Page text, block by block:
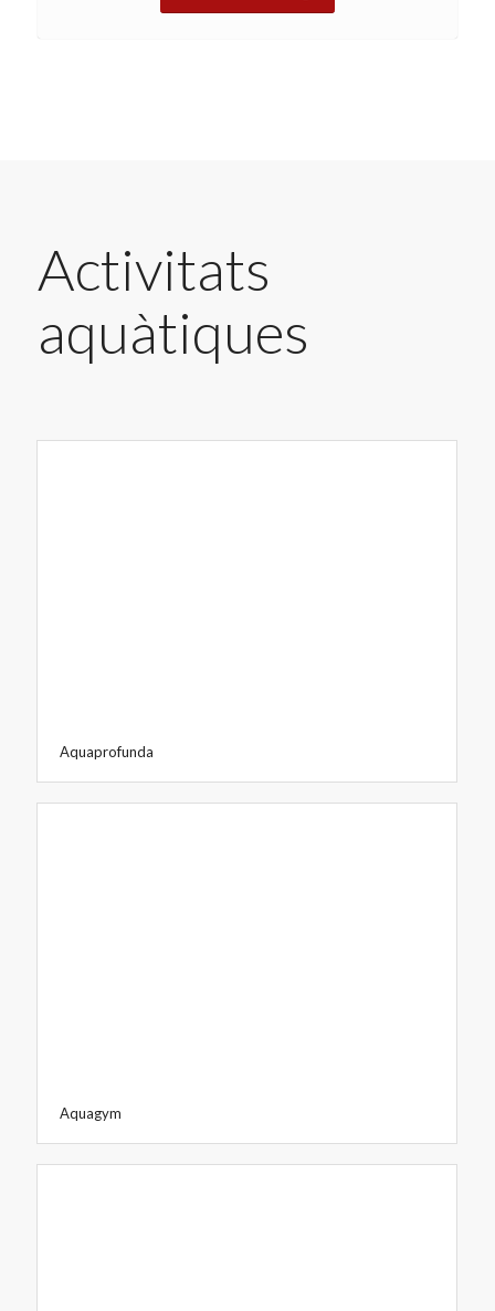
Activitats
aquàtiques
Aquaprofunda
Aquagym